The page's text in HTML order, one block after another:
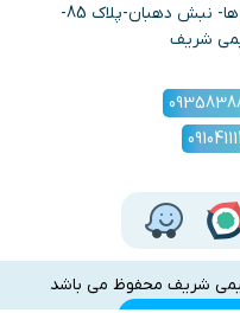
شمالی- خیابان بایندری ها- نبش دهبان-پلاک 85-
شریف محفوظ می باشد